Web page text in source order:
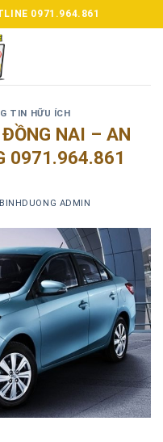
0971.964.861
TIN HỮU ÍCH
NAI – AN
0971.964.861
BINHDUONG ADMIN